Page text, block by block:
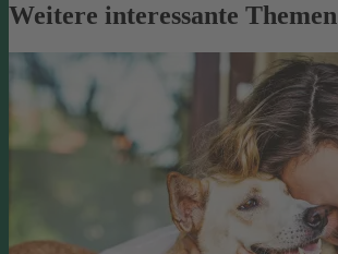
Weitere interessante Themen